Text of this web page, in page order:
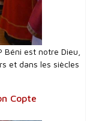
Béni est notre Dieu,
et dans les siècles
Copte